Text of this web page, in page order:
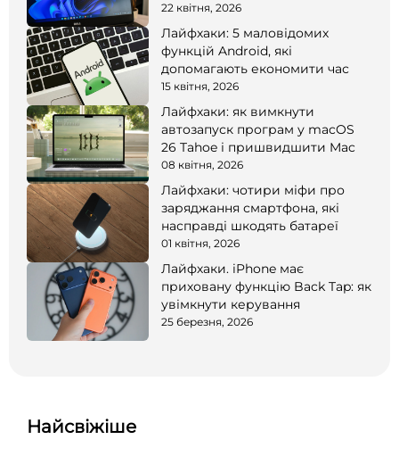
22 квітня, 2026
Лайфхаки: 5 маловідомих
функцій Android, які
допомагають економити час
15 квітня, 2026
Лайфхаки: як вимкнути
автозапуск програм у macOS
26 Tahoe і пришвидшити Mac
08 квітня, 2026
Лайфхаки: чотири міфи про
заряджання смартфона, які
насправді шкодять батареї
01 квітня, 2026
Лайфхаки. iPhone має
приховану функцію Back Tap: як
увімкнути керування
25 березня, 2026
Найсвіжіше